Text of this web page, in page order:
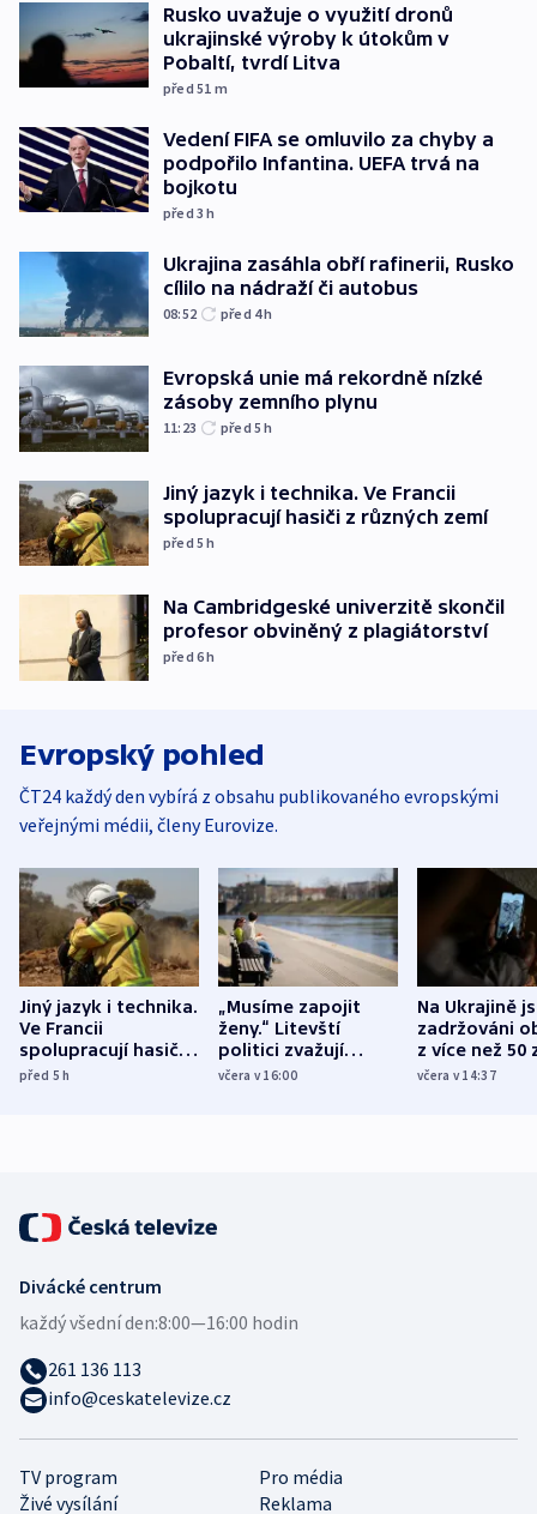
Rusko uvažuje o využití dronů
ukrajinské výroby k útokům v
Pobaltí, tvrdí Litva
před 51 m
Vedení FIFA se omluvilo za chyby a
podpořilo Infantina. UEFA trvá na
bojkotu
před 3h
Ukrajina zasáhla obří rafinerii, Rusko
cílilo na nádraží či autobus
08:52 před 4h
Evropská unie má rekordně nízké
zásoby zemního plynu
11:23 před 5h
Jiný jazyk i technika. Ve Francii
spolupracují hasiči z různých zemí
před 5h
Na Cambridgeské univerzitě skončil
profesor obviněný z plagiátorství
před 6h
Evropský pohled
ČT24 každý den vybírá z obsahu publikovaného evropskými
veřejnými médii, členy Eurovize.
Jiný jazyk i technika.
Ve Francii
spolupracují hasiči z
různých zemí
před 5h
„Musíme zapojit
ženy.“ Litevští
politici zvažují
dohodu o
včera v 16:00
Na Ukrajině
zadržováni
z více než 50
Bojovali na
včera v 14:37
TV program
Pro média
Živé vysílání
Reklama
Divácké centrum
každý všední den:8:00—16:00 hodin
261 136 113
info@ceskatelevize.cz